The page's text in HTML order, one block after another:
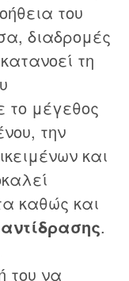
του
διαδρομές
τη
μέγεθος
την
και
καθώς και
.
του να